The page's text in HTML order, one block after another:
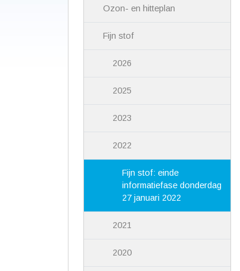
Ozon- en hitteplan
Fijn stof
2026
2025
2023
2022
Fijn stof: einde
informatiefase donderdag
27 januari 2022
2021
2020